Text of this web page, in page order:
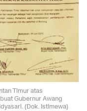
Timur atas
Gubernur Awang
(Dok. Istimewa)